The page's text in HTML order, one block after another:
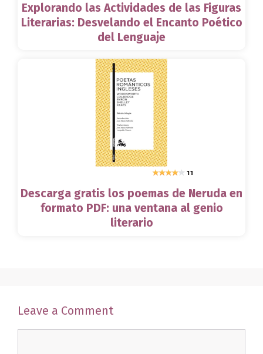
Explorando las Actividades de las Figuras
Literarias: Desvelando el Encanto Poético
del Lenguaje
Descarga gratis los poemas de Neruda en
formato PDF: una ventana al genio
literario
Leave a Comment